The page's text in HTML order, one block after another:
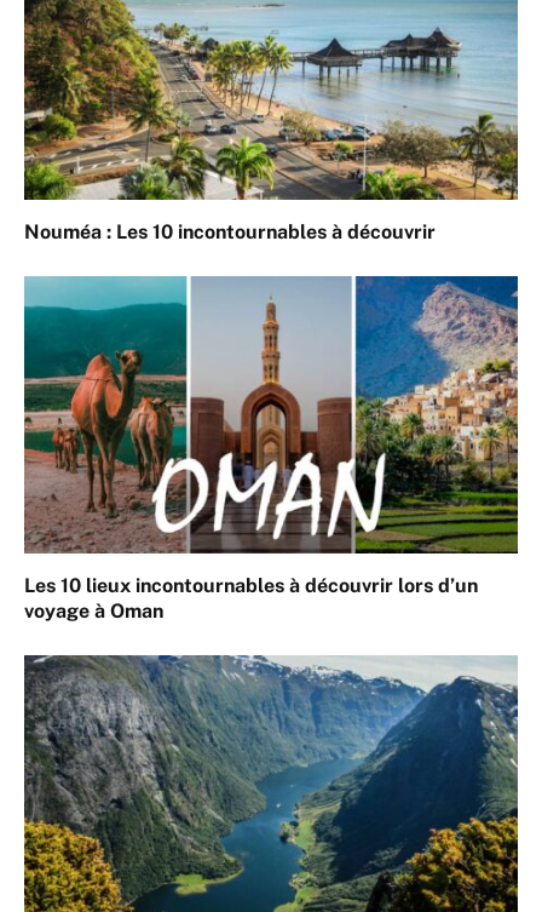
Nouméa : Les 10 incontournables à découvrir
Les 10 lieux incontournables à découvrir lors d’un
voyage à Oman